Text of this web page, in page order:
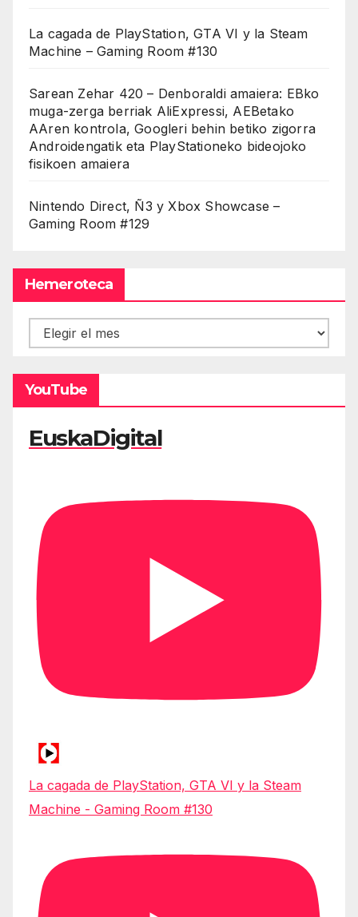
La cagada de PlayStation, GTA VI y la Steam
Machine – Gaming Room #130
Sarean Zehar 420 – Denboraldi amaiera: EBko
muga-zerga berriak AliExpressi, AEBetako
AAren kontrola, Googleri behin betiko zigorra
Androidengatik eta PlayStationeko bideojoko
fisikoen amaiera
Nintendo Direct, Ñ3 y Xbox Showcase –
Gaming Room #129
Hemeroteca
Hemeroteca
YouTube
EuskaDigital
La cagada de PlayStation, GTA VI y la Steam
Machine - Gaming Room #130